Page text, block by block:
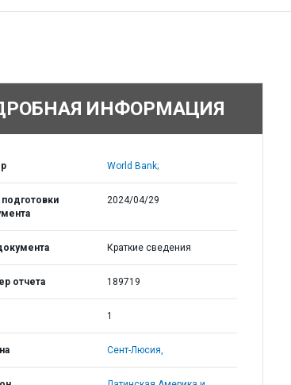
ИНФОРМАЦИЯ
World Bank;
подготовки
2024/04/29
Краткие сведения
отчета 189719
1
Сент-Люсия,